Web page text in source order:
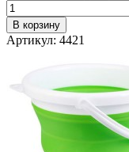
В корзину
Артикул: 4421